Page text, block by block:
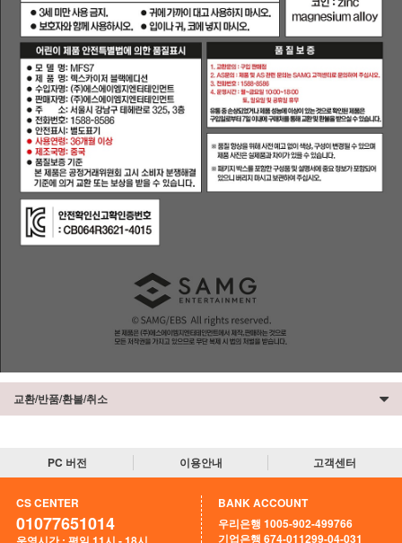
교환/반품/환불/취소
PC 버전 이용안내 고객센터
CS CENTER
01077651014
BANK ACCOUNT
우리은행 1005-902-499766
기업은행 674-011299-04-031